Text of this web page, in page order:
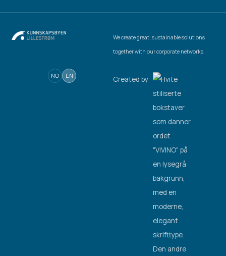
We create great, sustainable solutions
together with our corporate networks.
NO EN Created by